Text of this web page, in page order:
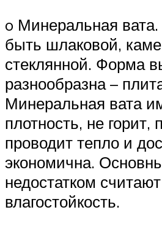
o Минеральная
быть шлаковой,
стеклянной. Форма
разнообразна –
Минеральная вата
плотность, не горит,
проводит тепло и
экономична.
недостатком
влагостойкость.